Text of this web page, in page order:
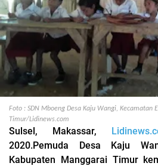
Foto : SDN Mboeng Desa Kaju Wangi, Kecamatan
Timur/Lidinews.com
Sulsel, Makassar,
2020.Pemuda Desa Kaju
Kabupaten Manggarai Timur